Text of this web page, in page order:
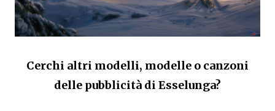
Cerchi altri modelli, modelle o canzoni
delle pubblicità di Esselunga?